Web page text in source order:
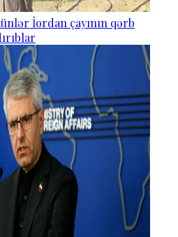
İordan çayının qərb